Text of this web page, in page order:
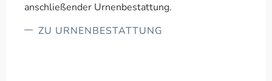
anschließender Urnenbestattung.
ZU URNENBESTATTUNG